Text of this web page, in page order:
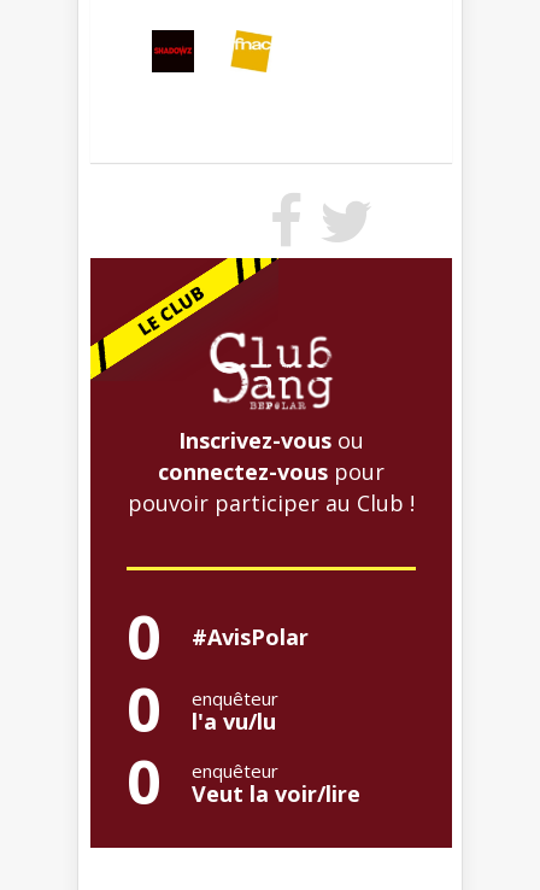
Inscrivez-vous ou
connectez-vous pour
pouvoir participer au Club !
0 #AvisPolar
0 enquêteur
l'a vu/lu
0 enquêteur
Veut la voir/lire